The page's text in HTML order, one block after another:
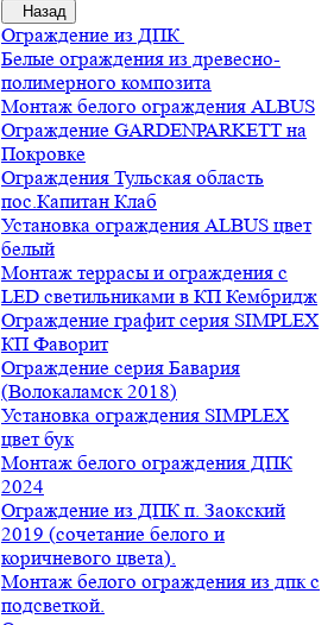
Назад
Ограждение из ДПК
Белые ограждения из древесно-
полимерного композита
Монтаж белого ограждения ALBUS
Ограждение GARDENPARKETT на
Покровке
Ограждения Тульская область
пос.Капитан Клаб
Установка ограждения ALBUS цвет
белый
Монтаж террасы и ограждения с
LED светильниками в КП Кембридж
Ограждение графит серия SIMPLEX
КП Фаворит
Ограждение серия Бавария
(Волокаламск 2018)
Установка ограждения SIMPLEX
цвет бук
Монтаж белого ограждения ДПК
2024
Ограждение из ДПК п. Заокский
2019 (сочетание белого и
коричневого цвета).
Монтаж белого ограждения из дпк с
подсветкой.